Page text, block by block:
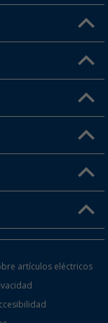
artículos eléctricos